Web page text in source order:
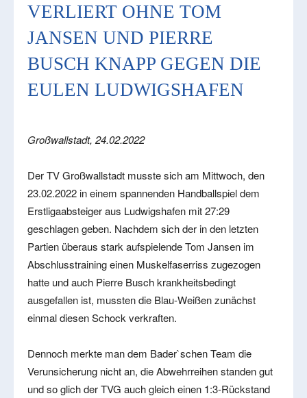
ERLIERT OHNE TOM J
ANSEN UND PIERRE B
USCH KNAPP GEGEN DIE E
ULEN LUDWIGSHAFEN
Großwallstadt, 24.02.2022
Der TV Großwallstadt musste sich am Mittwoch, den
23.02.2022 in einem spannenden Handballspiel dem
Erstligaabsteiger aus Ludwigshafen mit 27:29
geschlagen geben. Nachdem sich der in den letzten
Partien überaus stark aufspielende Tom Jansen im
Abschlusstraining einen Muskelfaserriss zugezogen
hatte und auch Pierre Busch krankheitsbedingt
ausgefallen ist, mussten die Blau-Weißen zunächst
einmal diesen Schock verkraften.
Dennoch merkte man dem Bader`schen Team die
Verunsicherung nicht an, die Abwehrreihen standen gut
und so glich der TVG auch gleich einen 1:3-Rückstand